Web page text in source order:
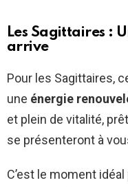
Les Sagittaires :
arrive
Pour les Sagittaires,
une énergie
et plein de vitalité,
se présenteront à
C’est le moment